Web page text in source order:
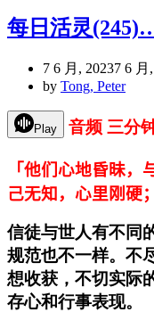
每日活灵
7 6 月, 20237 6 月
by Tong, Peter
Play 音频 三分
「他们心地昏昧，
己无知，心里刚硬
信徒与世人有不同
规范也不一样。不
想收获，不切实际
存心和行事表现。